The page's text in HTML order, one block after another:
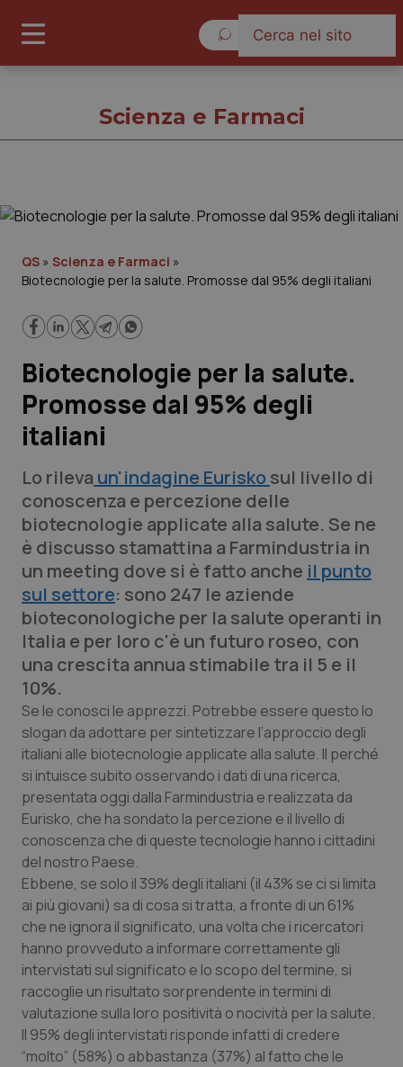
Cronache
Lavoro e Professioni
Scienza e Farmaci
Studi e Analisi
Lettere al direttore
Edizioni Regionali
QS Pro
Professionisti Sanitari.AI
Abruzzo
Basilicata
Calabria
Campania
Emilia-Romagna
Friuli Venezia Giulia
Lazio
Liguria
QS Pro Gold
Artrite & artrosi
Asma & BPCO
Car-T
Colesterolo & coronaropatie
Dermatite Atopica
Diabete & glucometri
Disturbi dell’umore
QS Club Newsletter
Scienza e Farmaci
QS » Scienza e Farmaci »
Biotecnologie per la salute. Promosse dal 95% degli italiani
Biotecnologie per la salute.
Promosse dal 95% degli
italiani
Lo rileva un'indagine Eurisko sul livello di
conoscenza e percezione delle
biotecnologie applicate alla salute. Se ne
è discusso stamattina a Farmindustria in
un meeting dove si è fatto anche il punto
sul settore: sono 247 le aziende
bioteconologiche per la salute operanti in
Italia e per loro c'è un futuro roseo, con
una crescita annua stimabile tra il 5 e il
10%.
Se le conosci le apprezzi. Potrebbe essere questo lo
slogan da adottare per sintetizzare l’approccio degli
italiani alle biotecnologie applicate alla salute. Il perché
si intuisce subito osservando i dati di una ricerca,
presentata oggi dalla Farmindustria e realizzata da
Eurisko, che ha sondato la percezione e il livello di
conoscenza che di queste tecnologie hanno i cittadini
del nostro Paese.
Ebbene, se solo il 39% degli italiani (il 43% se ci si limita
ai più giovani) sa di cosa si tratta, a fronte di un 61%
che ne ignora il significato, una volta che i ricercatori
hanno provveduto a informare correttamente gli
intervistati sul significato e lo scopo del termine, si
raccoglie un risultato sorprendente in termini di
valutazione sulla loro positività o nocività per la salute.
Il 95% degli intervistati risponde infatti di credere
“molto” (58%) o abbastanza (37%) al fatto che le